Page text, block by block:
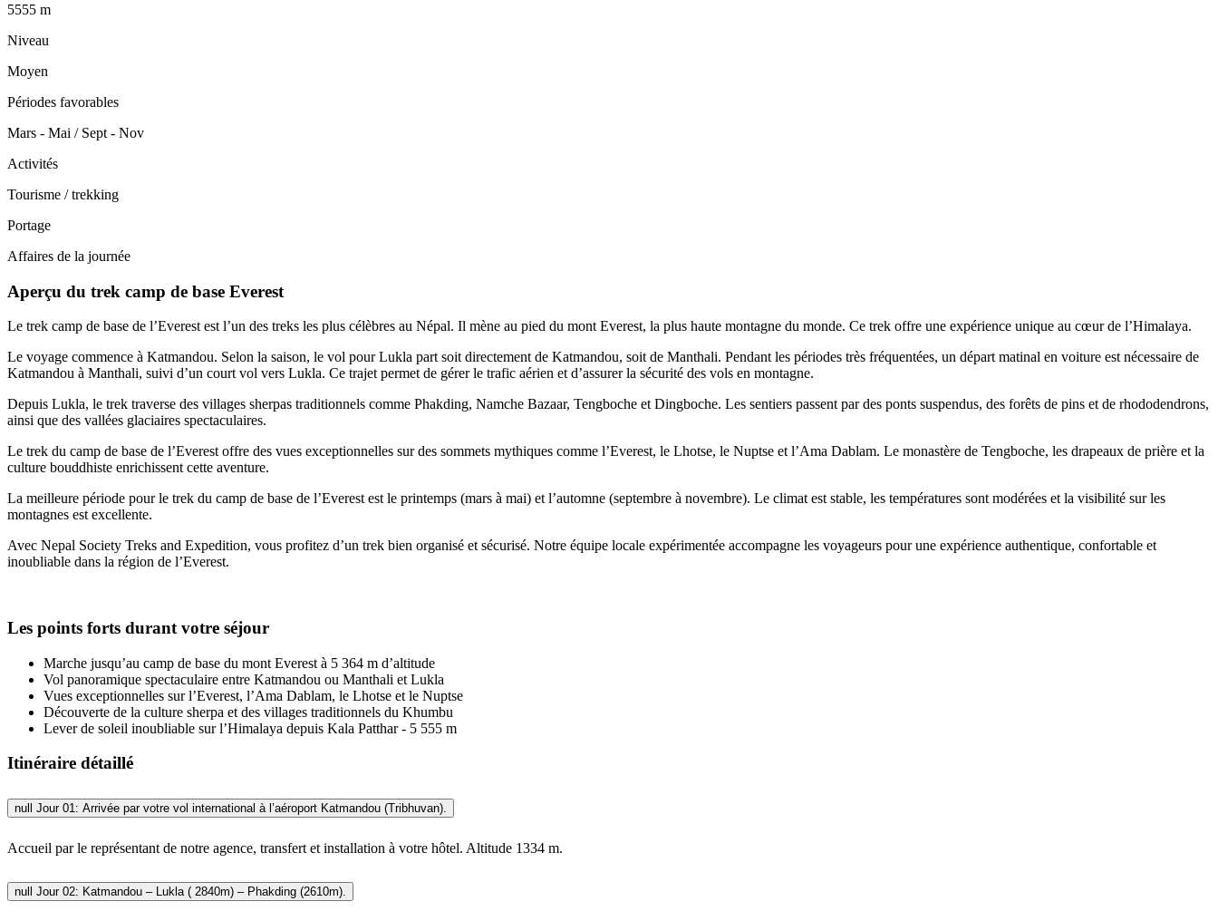
5555 m
Niveau
Moyen
Périodes favorables
Mars - Mai / Sept - Nov
Activités
Tourisme / trekking
Portage
Affaires de la journée
Aperçu du trek camp de base Everest
Le trek camp de base de l’Everest est l’un des treks les plus célèbres au Népal. Il mène au pied du mont Everest, la plus haute montagne du monde. Ce trek offre une expérience unique au cœur de l’Himalaya.
Le voyage commence à Katmandou. Selon la saison, le vol pour Lukla part soit directement de Katmandou, soit de Manthali. Pendant les périodes très fréquentées, un départ matinal en voiture est nécessaire de
Katmandou à Manthali, suivi d’un court vol vers Lukla. Ce trajet permet de gérer le trafic aérien et d’assurer la sécurité des vols en montagne.
Depuis Lukla, le trek traverse des villages sherpas traditionnels comme Phakding, Namche Bazaar, Tengboche et Dingboche. Les sentiers passent par des ponts suspendus, des forêts de pins et de rhododendrons,
ainsi que des vallées glaciaires spectaculaires.
Le trek du camp de base de l’Everest offre des vues exceptionnelles sur des sommets mythiques comme l’Everest, le Lhotse, le Nuptse et l’Ama Dablam. Le monastère de Tengboche, les drapeaux de prière et la
culture bouddhiste enrichissent cette aventure.
La meilleure période pour le trek du camp de base de l’Everest est le printemps (mars à mai) et l’automne (septembre à novembre). Le climat est stable, les températures sont modérées et la visibilité sur les
montagnes est excellente.
Avec Nepal Society Treks and Expedition, vous profitez d’un trek bien organisé et sécurisé. Notre équipe locale expérimentée accompagne les voyageurs pour une expérience authentique, confortable et
inoubliable dans la région de l’Everest.
Les points forts durant votre séjour
Marche jusqu’au camp de base du mont Everest à 5 364 m d’altitude
Vol panoramique spectaculaire entre Katmandou ou Manthali et Lukla
Vues exceptionnelles sur l’Everest, l’Ama Dablam, le Lhotse et le Nuptse
Découverte de la culture sherpa et des villages traditionnels du Khumbu
Lever de soleil inoubliable sur l’Himalaya depuis Kala Patthar - 5 555 m
Itinéraire détaillé
null Jour 01: Arrivée par votre vol international à l’aéroport Katmandou (Tribhuvan).
Accueil par le représentant de notre agence, transfert et installation à votre hôtel. Altitude 1334 m.
null Jour 02: Katmandou – Lukla ( 2840m) – Phakding (2610m).